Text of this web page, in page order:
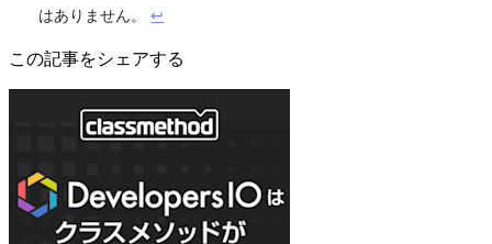
はありません。↩︎
この記事をシェアする